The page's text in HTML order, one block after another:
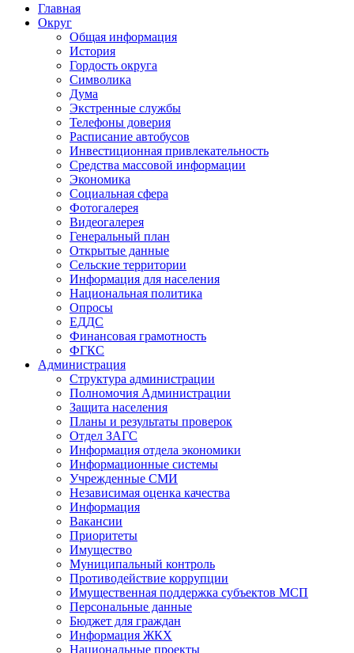
Главная
Округ
Общая информация
История
Гордость округа
Символика
Дума
Экстренные службы
Телефоны доверия
Расписание автобусов
Инвестиционная привлекательность
Средства массовой информации
Экономика
Социальная сфера
Фотогалерея
Видеогалерея
Генеральный план
Открытые данные
Сельские территории
Информация для населения
Национальная политика
Опросы
ЕДДС
Финансовая грамотность
ФГКС
Администрация
Структура администрации
Полномочия Администрации
Защита населения
Планы и результаты проверок
Отдел ЗАГС
Информация отдела экономики
Информационные системы
Учрежденные СМИ
Независимая оценка качества
Информация
Вакансии
Приоритеты
Имущество
Муниципальный контроль
Противодействие коррупции
Имущественная поддержка субъектов МСП
Персональные данные
Бюджет для граждан
Информация ЖКХ
Национальные проекты